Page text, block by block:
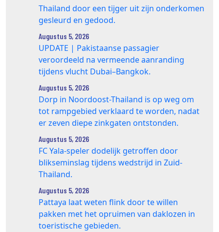
Thailand door een tijger uit zijn onderkomen
gesleurd en gedood.
Augustus 5, 2026
UPDATE | Pakistaanse passagier
veroordeeld na vermeende aanranding
tijdens vlucht Dubai–Bangkok.
Augustus 5, 2026
Dorp in Noordoost-Thailand is op weg om
tot rampgebied verklaard te worden, nadat
er zeven diepe zinkgaten ontstonden.
Augustus 5, 2026
FC Yala-speler dodelijk getroffen door
blikseminslag tijdens wedstrijd in Zuid-
Thailand.
Augustus 5, 2026
Pattaya laat weten flink door te willen
pakken met het opruimen van daklozen in
toeristische gebieden.